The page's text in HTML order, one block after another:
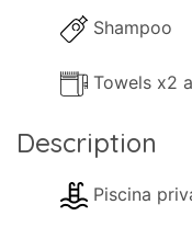
Shampoo
Description
Piscina